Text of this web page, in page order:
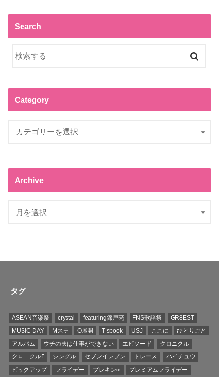
Search
Category
Archive
タグ
ASEAN音楽祭 crystal featuring錦戸亮 FNS歌謡祭
GR8EST
MUSIC DAY
Mステ Q展開 T-spook USJ ここに
ひとりごと
アルバム
ウチの夫は仕事ができない エピソード
クロニクル
クロニクルF
シングル セブンイレブン トレース
ハイチュウ
ピックアップ
フライデー プレキン∞ プレミアムフライデー